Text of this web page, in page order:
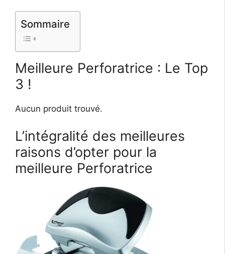
Sommaire
Meilleure Perforatrice : Le Top
3 !
Aucun produit trouvé.
L’intégralité des meilleures
raisons d’opter pour la
meilleure Perforatrice